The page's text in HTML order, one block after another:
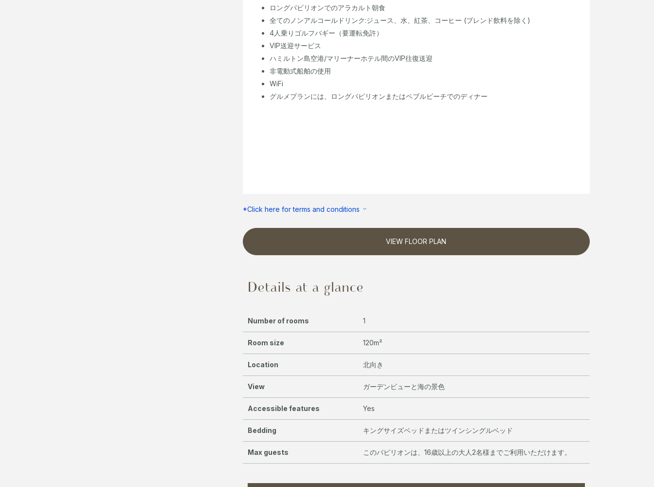
ロングパビリオンでのアラカルト朝食
全てのノンアルコールドリンク:ジュース、水、紅茶、コーヒー (ブレンド飲料を除く)
4人乗りゴルフバギー（要運転免許）
VIP送迎サービス
ハミルトン島空港/マリーナーホテル間のVIP往復送迎
非電動式船舶の使用
WiFi
グルメプランには、ロングパビリオンまたはペブルビーチでのディナー
*Click here for terms and conditions
VIEW FLOOR PLAN
Details at a glance
Number of rooms 1
Room size 120m²
Location 北向き
View ガーデンビューと海の景色
Accessible features Yes
Bedding キングサイズベッドまたはツインシングルベッド
Max guests このパビリオンは、16歳以上の大人2名様までご利用いただけます。